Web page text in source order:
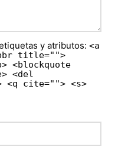
y atributos: <a
title="">
<blockquote
<del
<q cite=""> <s>